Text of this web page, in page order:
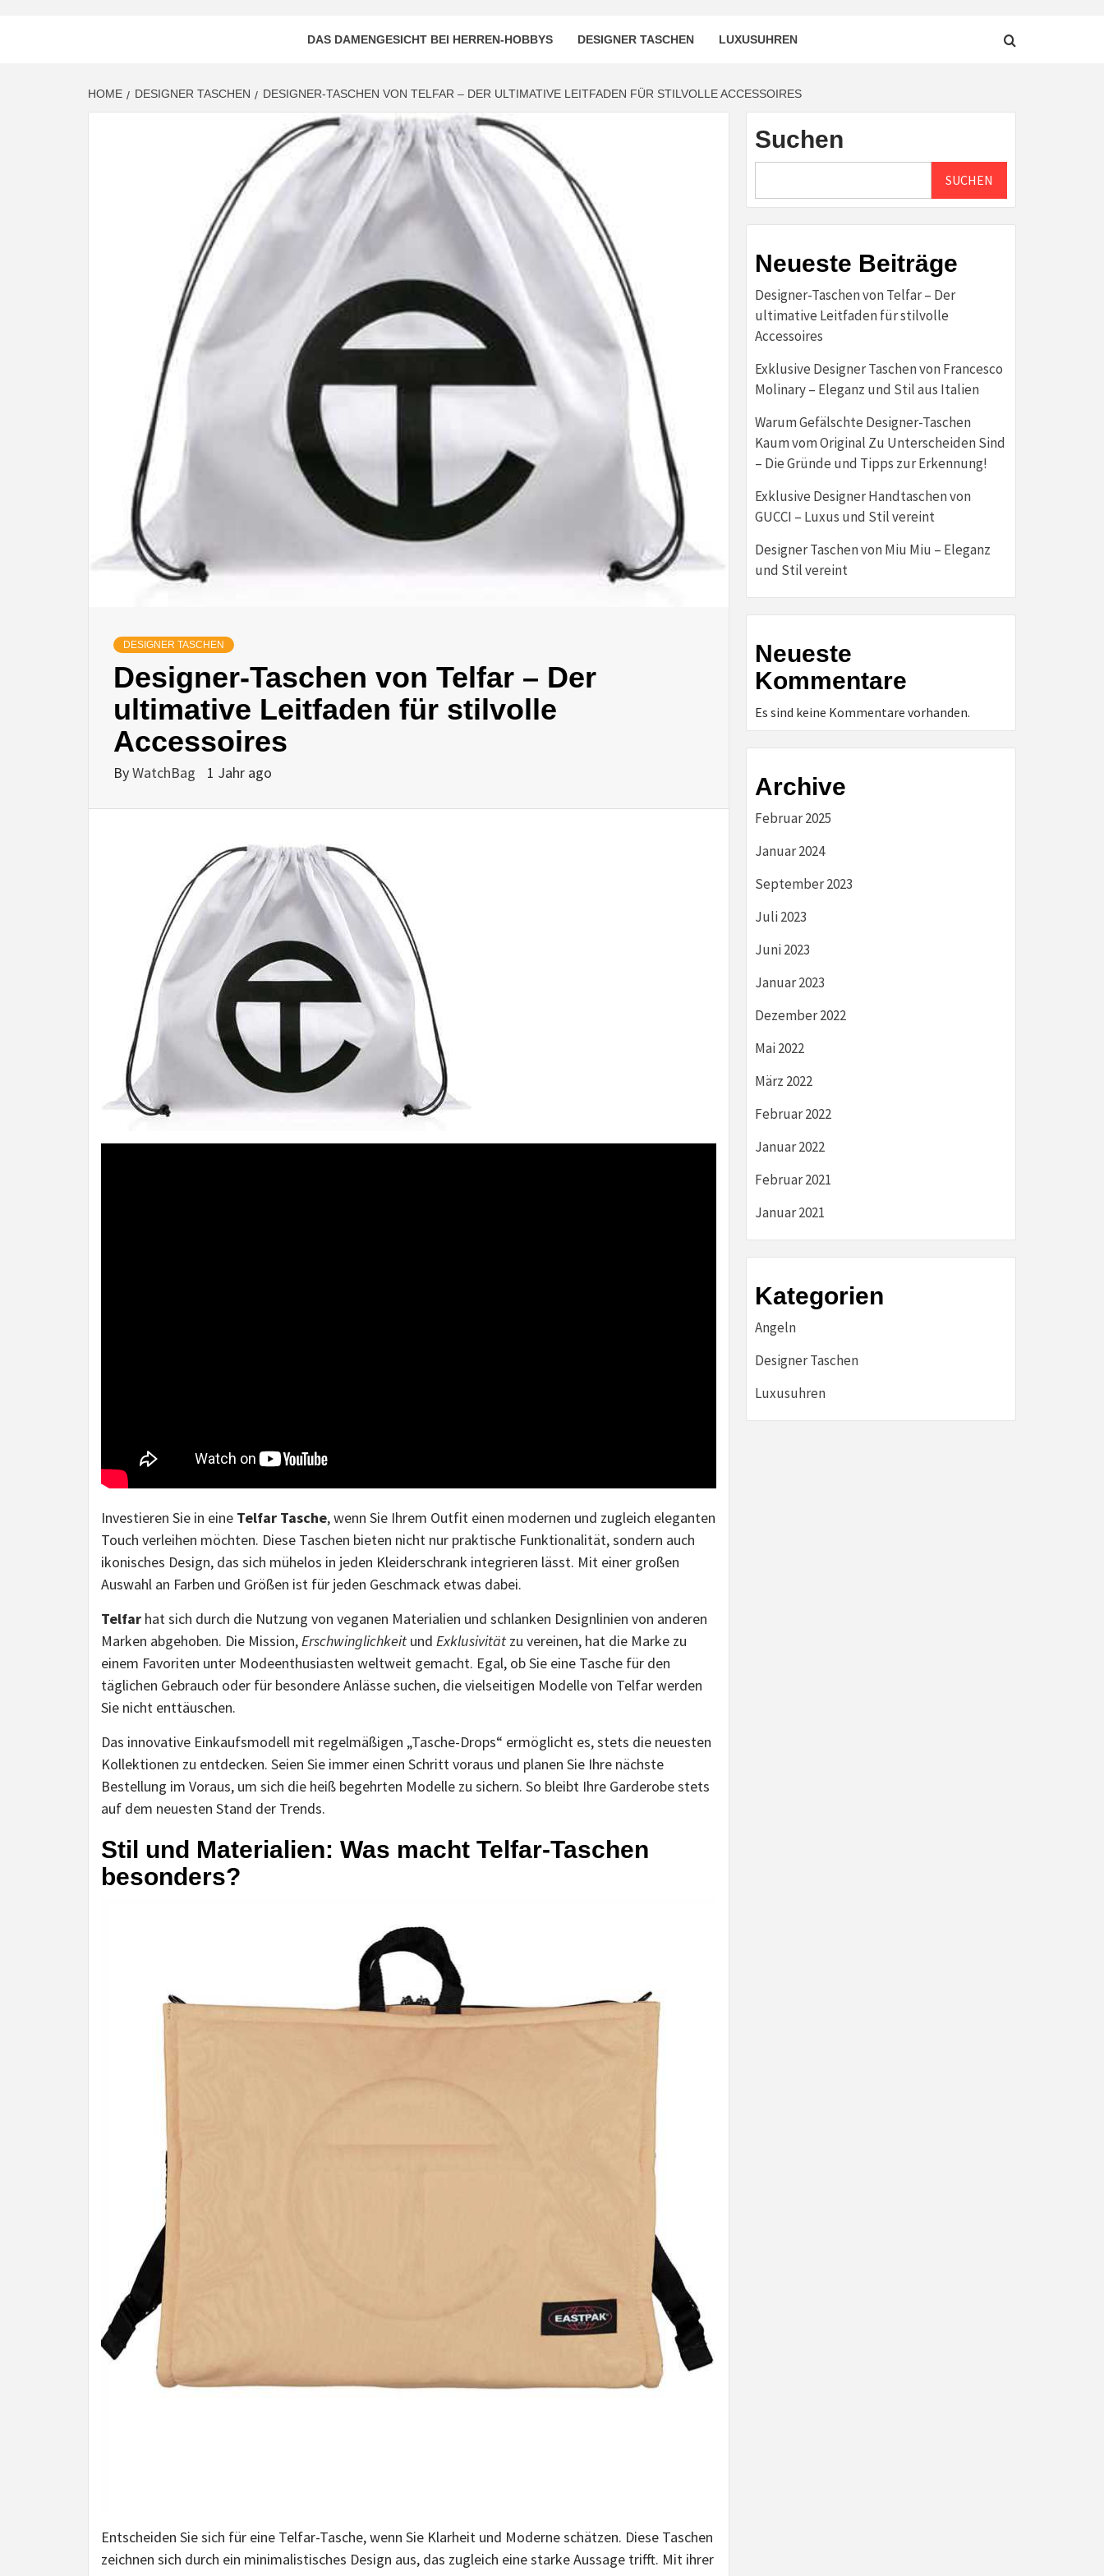
DAS DAMENGESICHT BEI HERREN-HOBBYS DESIGNER TASCHEN LUXUSUHREN
HOME DESIGNER TASCHEN DESIGNER-TASCHEN VON TELFAR – DER ULTIMATIVE LEITFADEN FÜR STILVOLLE ACCESSOIRES
DESIGNER TASCHEN
Designer-Taschen von Telfar – Der
ultimative Leitfaden für stilvolle
Accessoires
ByWatchBag 1 Jahr ago
Investieren Sie in eine Telfar Tasche, wenn Sie Ihrem Outfit einen modernen und zugleich eleganten
Touch verleihen möchten. Diese Taschen bieten nicht nur praktische Funktionalität, sondern auch
ikonisches Design, das sich mühelos in jeden Kleiderschrank integrieren lässt. Mit einer großen
Auswahl an Farben und Größen ist für jeden Geschmack etwas dabei.
Telfar hat sich durch die Nutzung von veganen Materialien und schlanken Designlinien von anderen
Marken abgehoben. Die Mission,Erschwinglichkeit und Exklusivität zu vereinen, hat die Marke zu
einem Favoriten unter Modeenthusiasten weltweit gemacht. Egal, ob Sie eine Tasche für den
täglichen Gebrauch oder für besondere Anlässe suchen, die vielseitigen Modelle von Telfar werden
Sie nicht enttäuschen.
Das innovative Einkaufsmodell mit regelmäßigen „Tasche-Drops“ ermöglicht es, stets die neuesten
Kollektionen zu entdecken. Seien Sie immer einen Schritt voraus und planen Sie Ihre nächste
Bestellung im Voraus, um sich die heiß begehrten Modelle zu sichern. So bleibt Ihre Garderobe stets
auf dem neuesten Stand der Trends.
Stil und Materialien: Was macht Telfar-Taschen
besonders?
Entscheiden Sie sich für eine Telfar-Tasche, wenn Sie Klarheit und Moderne schätzen. Diese Taschen
zeichnen sich durch ein minimalistisches Design aus, das zugleich eine starke Aussage trifft. Mit ihrer
Suchen
SUCHEN
Neueste Beiträge
Designer-Taschen von Telfar – Der
ultimative Leitfaden für stilvolle
Accessoires
Exklusive Designer Taschen von Francesco
Molinary – Eleganz und Stil aus Italien
Warum Gefälschte Designer-Taschen
Kaum vom Original Zu Unterscheiden Sind
– Die Gründe und Tipps zur Erkennung!
Exklusive Designer Handtaschen von
GUCCI – Luxus und Stil vereint
Designer Taschen von Miu Miu – Eleganz
und Stil vereint
Neueste
Kommentare
Es sind keine Kommentare vorhanden.
Archive
Februar 2025
Januar 2024
September 2023
Juli 2023
Juni 2023
Januar 2023
Dezember 2022
Mai 2022
März 2022
Februar 2022
Januar 2022
Februar 2021
Januar 2021
Kategorien
Angeln
Designer Taschen
Luxusuhren